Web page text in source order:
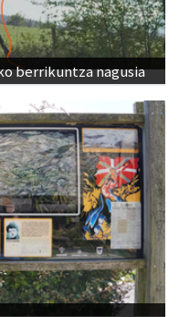
berrikuntza nagusia